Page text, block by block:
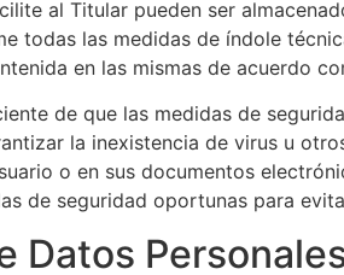
al Titular pueden ser
todas las medidas de índole
en las mismas de acuerdo
de que las medidas de
la inexistencia de virus u
o en sus documentos
de seguridad oportunas para
Datos